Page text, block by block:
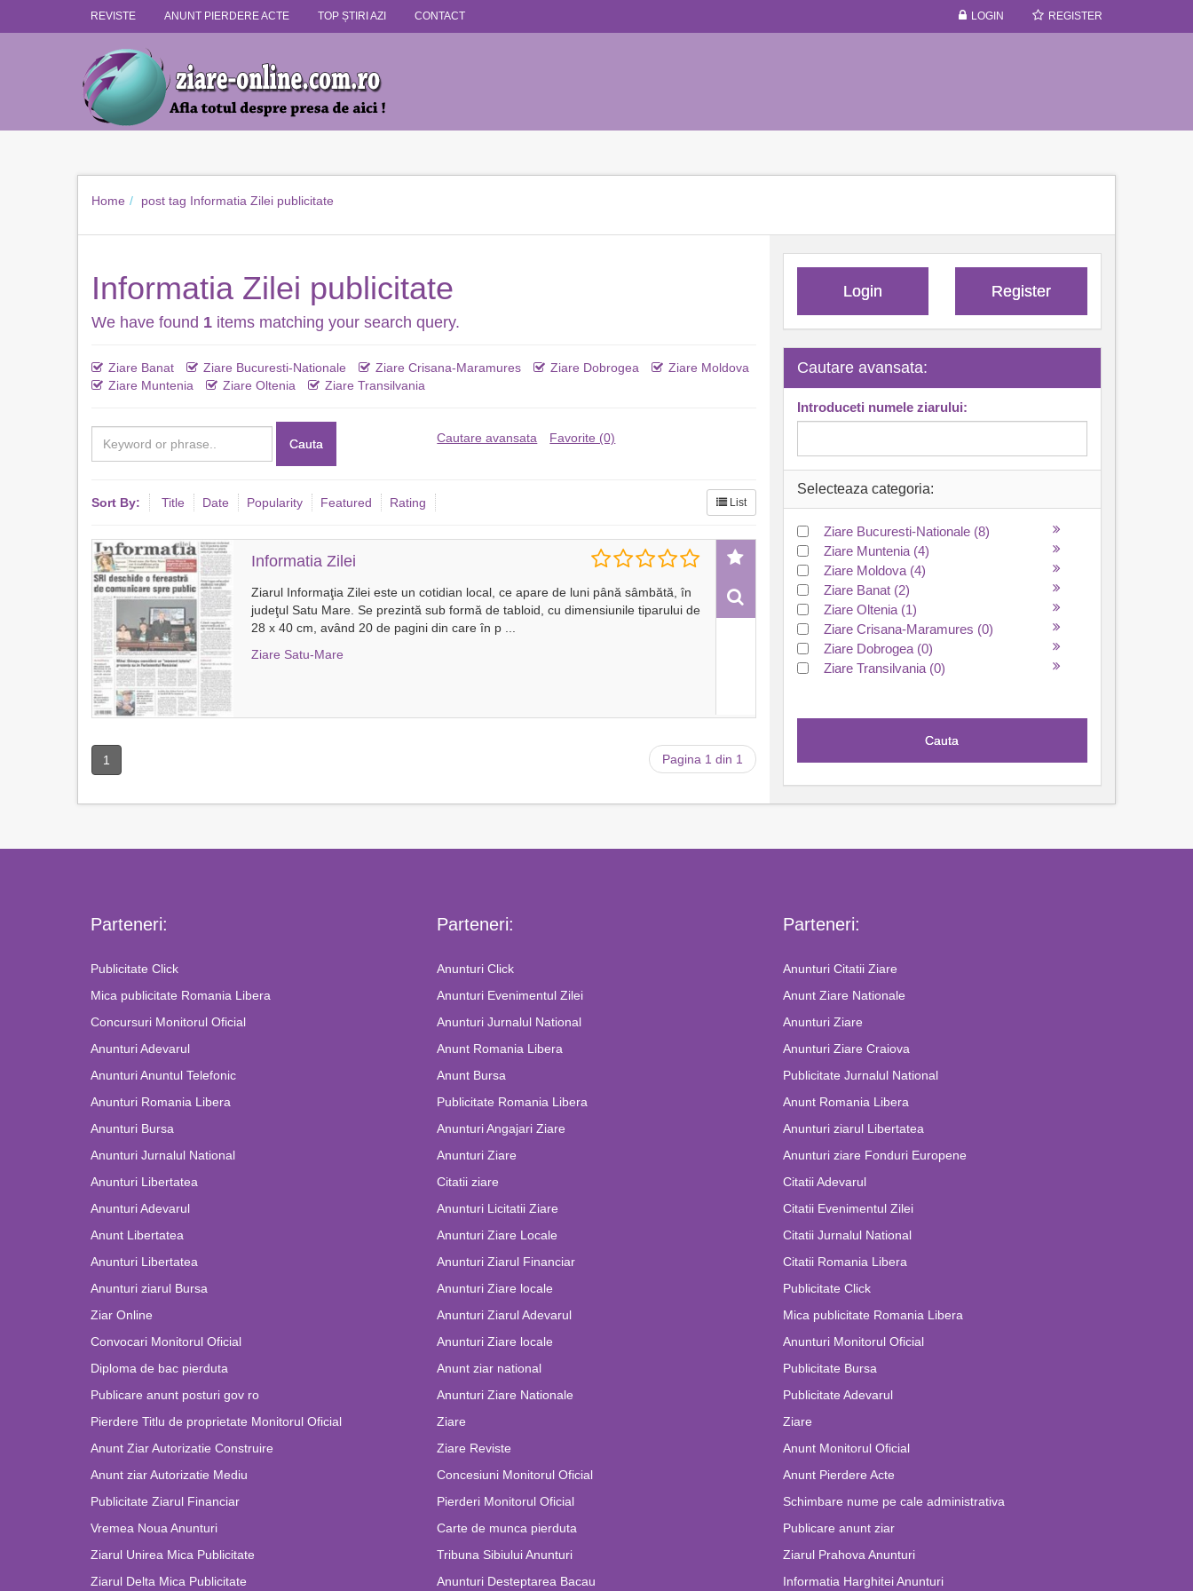
LOGIN REGISTER
REVISTE ANUNT PIERDERE ACTE TOP ȘTIRI AZI CONTACT
Home post tag Informatia Zilei publicitate
Informatia Zilei publicitate
We have found 1 items matching your search query.
Ziare Banat Ziare Bucuresti-Nationale Ziare Crisana-Maramures Ziare Dobrogea
Ziare Moldova
Ziare Muntenia
Ziare Oltenia Ziare Transilvania
Cauta Cautare avansata Favorite (0)
Sort By: Title Date Popularity Featured Rating List
Informatia Zilei
Ziarul Informaţia Zilei este un cotidian local, ce apare de luni până sâmbătă, în
judeţul Satu Mare. Se prezintă sub formă de tabloid, cu dimensiunile tiparului de
28 x 40 cm, având 20 de pagini din care în p...
Ziare Satu-Mare
1 Pagina 1 din 1
Login Register
Cautare avansata:
Introduceti numele ziarului:
Selecteaza categoria:
Ziare Bucuresti-Nationale (8)
Ziare Muntenia (4)
Ziare Moldova (4)
Ziare Banat (2)
Ziare Oltenia (1)
Ziare Crisana-Maramures (0)
Ziare Dobrogea (0)
Ziare Transilvania (0)
Cauta
Parteneri:
Publicitate Click
Mica publicitate Romania Libera
Concursuri Monitorul Oficial
Anunturi Adevarul
Anunturi Anuntul Telefonic
Anunturi Romania Libera
Anunturi Bursa
Anunturi Jurnalul National
Anunturi Libertatea
Anunturi Adevarul
Anunt Libertatea
Anunturi Libertatea
Anunturi ziarul Bursa
Ziar Online
Convocari Monitorul Oficial
Diploma de bac pierduta
Publicare anunt posturi gov ro
Pierdere Titlu de proprietate Monitorul Oficial
Anunt Ziar Autorizatie Construire
Anunt ziar Autorizatie Mediu
Publicitate Ziarul Financiar
Vremea Noua Anunturi
Ziarul Unirea Mica Publicitate
Ziarul Delta Mica Publicitate
Parteneri:
Anunturi Click
Anunturi Evenimentul Zilei
Anunturi Jurnalul National
Anunt Romania Libera
Anunt Bursa
Publicitate Romania Libera
Anunturi Angajari Ziare
Anunturi Ziare
Citatii ziare
Anunturi Licitatii Ziare
Anunturi Ziare Locale
Anunturi Ziarul Financiar
Anunturi Ziare locale
Anunturi Ziarul Adevarul
Anunturi Ziare locale
Anunt ziar national
Anunturi Ziare Nationale
Ziare
Ziare Reviste
Concesiuni Monitorul Oficial
Pierderi Monitorul Oficial
Carte de munca pierduta
Tribuna Sibiului Anunturi
Anunturi Desteptarea Bacau
Parteneri:
Anunturi Citatii Ziare
Anunt Ziare Nationale
Anunturi Ziare
Anunturi Ziare Craiova
Publicitate Jurnalul National
Anunt Romania Libera
Anunturi ziarul Libertatea
Anunturi ziare Fonduri Europene
Citatii Adevarul
Citatii Evenimentul Zilei
Citatii Jurnalul National
Citatii Romania Libera
Publicitate Click
Mica publicitate Romania Libera
Anunturi Monitorul Oficial
Publicitate Bursa
Publicitate Adevarul
Ziare
Anunt Monitorul Oficial
Anunt Pierdere Acte
Schimbare nume pe cale administrativa
Publicare anunt ziar
Ziarul Prahova Anunturi
Informatia Harghitei Anunturi